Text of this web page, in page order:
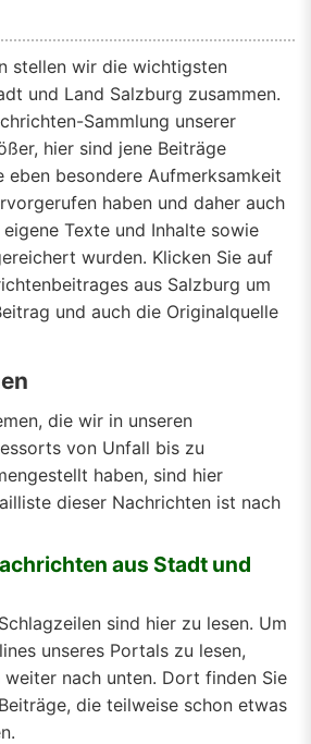
stellen wir die wichtigsten
und Land Salzburg zusammen.
Sammlung unserer
hier sind jene Beiträge
eben besondere Aufmerksamkeit
haben und daher auch
Texte und Inhalte sowie
wurden. Klicken Sie auf
aus Salzburg um
und auch die Originalquelle
die wir in unseren
von Unfall bis zu
haben, sind hier
dieser Nachrichten ist nach
aus Stadt und
sind hier zu lesen. Um
unseres Portals zu lesen,
nach unten. Dort finden Sie
die teilweise schon etwas